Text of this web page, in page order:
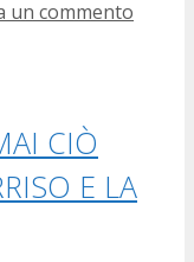
un commento
CIÒ
E LA